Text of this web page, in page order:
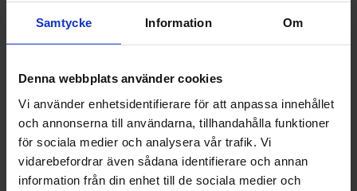
Samtycke Information Om
Denna webbplats använder cookies
Vi använder enhetsidentifierare för att anpassa innehållet
och annonserna till användarna, tillhandahålla funktioner
för sociala medier och analysera vår trafik. Vi
vidarebefordrar även sådana identifierare och annan
information från din enhet till de sociala medier och
knappval. Välj knappval 2 för kontakt med
Tisdag 13.00 – 16.00
Torsdag 09.00 – 12.00
Medlemsrådgivningen är tillgänglig via mejl samtliga
vardagar i veckan.